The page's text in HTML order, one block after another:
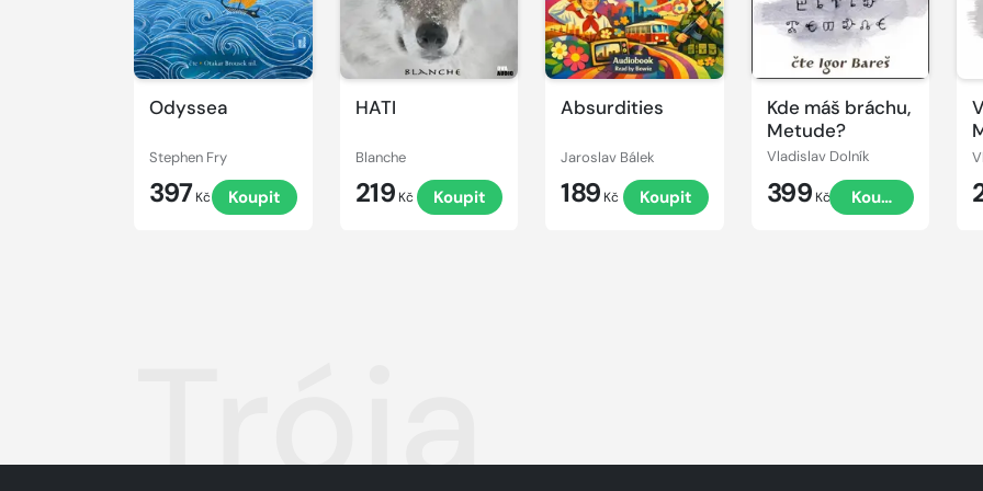
Odyssea
Stephen Fry
397Kč Koupit
HATI
Blanche
219 Kč Koupit
Absurdities
Jaroslav Bálek
189 Kč Koupit
Kde máš bráchu,
Metude?
Vladislav Dolník
399 Kč Koupit
Trója